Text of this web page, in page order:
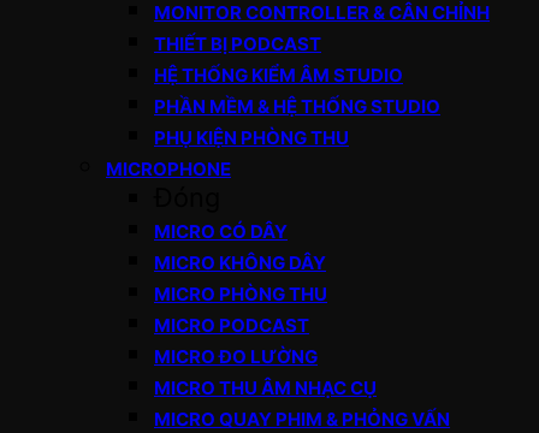
MONITOR CONTROLLER & CÂN CHỈNH
THIẾT BỊ PODCAST
HỆ THỐNG KIỂM ÂM STUDIO
PHẦN MỀM & HỆ THỐNG STUDIO
PHỤ KIỆN PHÒNG THU
MICROPHONE
MICRO CÓ DÂY
MICRO KHÔNG DÂY
MICRO PHÒNG THU
MICRO PODCAST
MICRO ĐO LƯỜNG
MICRO THU ÂM NHẠC CỤ
MICRO QUAY PHIM & PHỎNG VẤN